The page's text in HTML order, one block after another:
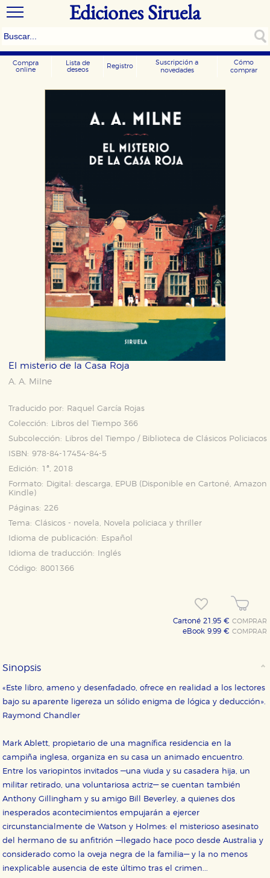
Ediciones Siruela
Compra
online
Lista de
deseos
Registro
Suscripción a
novedades
Cómo
comprar
El misterio de la Casa Roja
A. A. Milne
Traducido por:
Raquel García Rojas
Colección:
Libros del Tiempo 366
Subcolección:
Libros del Tiempo / Biblioteca de Clásicos Policiacos
ISBN: 978-84-17454-84-5
Edición: 1ª, 2018
Formato:
Digital: descarga, EPUB (Disponible enCartoné,Amazon
Kindle )
Páginas: 226
Tema: Clásicos - novela, Novela policiaca y thriller
Idioma de publicación:
Español
Idioma de traducción:
Inglés
Código: 8001366
Cartoné 21,95 €COMPRAR
eBook 9,99 €COMPRAR
Sinopsis
«Este libro, ameno y desenfadado, ofrece en realidad a los lectores
bajo su aparente ligereza un sólido enigma de lógica y deducción».
Raymond Chandler
Mark Ablett, propietario de una magnífica residencia en la
campiña inglesa, organiza en su casa un animado encuentro.
Entre los variopintos invitados —una viuda y su casadera hija, un
militar retirado, una voluntariosa actriz— se cuentan también
Anthony Gillingham y su amigo Bill Beverley, a quienes dos
inesperados acontecimientos empujarán a ejercer
circunstancialmente de Watson y Holmes: el misterioso asesinato
del hermano de su anfitrión —llegado hace poco desde Australia y
considerado como la oveja negra de la familia— y la no menos
inexplicable ausencia de este último tras el crimen...
HABILITAR TODO RECHAZAR TODO
Cookies necesarias
Estas cookies son necesarias para que nuestro sitio
web funcione y no es posible deshabilitarlas desde
nuestro sistema. Es posible hacerlo desde el
áreas de nuestra web dejen de funcionar
correctamente.
Cookies de rendimiento y analíticas
Estas cookies se utilizan para mejorar su experiencia
de navegación y optimizar el funcionamiento de
nuestro sitio web. Almacenan configuraciones de
servicios para que no tenga que reconfigurarlos cada
vez que nos visita. La información es agregada y, por lo
tanto, es anónima.